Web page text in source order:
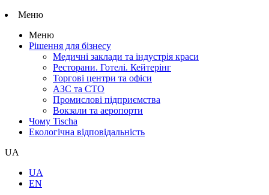
Меню
Меню
Рішення для бізнесу
Медичні заклади та індустрія краси
Ресторани. Готелі. Кейтерінг
Торгові центри та офіси
АЗС та СТО
Промислові підприємства
Вокзали та аеропорти
Чому Tischa
Екологічна відповідальність
UA
UA
EN